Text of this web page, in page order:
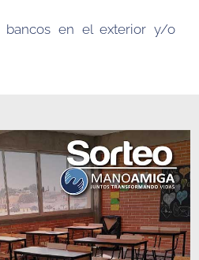
bancos en el exterior y/o